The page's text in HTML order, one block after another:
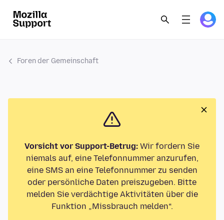
Foren der Gemeinschaft
Vorsicht vor Support-Betrug: Wir fordern Sie
niemals auf, eine Telefonnummer anzurufen,
eine SMS an eine Telefonnummer zu senden
oder persönliche Daten preiszugeben. Bitte
melden Sie verdächtige Aktivitäten über die
Funktion „Missbrauch melden“.